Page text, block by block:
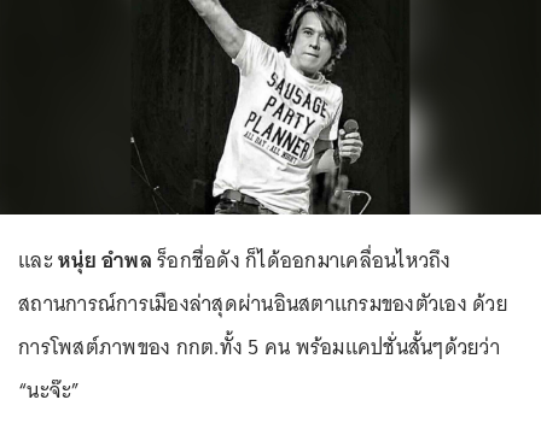
และหนุ่ย อำพลร็อกชื่อดัง ก็ได้ออกมาเคลื่อนไหวถึง
สถานการณ์การเมืองล่าสุดผ่านอินสตาแกรมของตัวเอง ด้วย
การโพสต์ภาพของ กกต.ทั้ง 5 คน พร้อมแคปชั่นสั้นๆด้วยว่า
“นะจ๊ะ”